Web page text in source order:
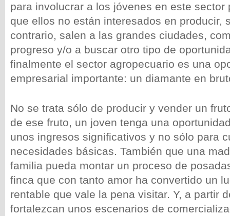
para involucrar a los jóvenes en este sector
que ellos no están interesados en producir,
contrario, salen a las grandes ciudades,
progreso y/o a buscar otro tipo de
finalmente el sector agropecuario es una
empresarial importante: un diamante en
No se trata sólo de producir y vender un
de ese fruto, un joven tenga una
unos ingresos significativos y no sólo para
necesidades básicas. También que una
familia pueda montar un proceso de
finca que con tanto amor ha convertido un
rentable que vale la pena visitar. Y, a partir
fortalezcan unos escenarios de